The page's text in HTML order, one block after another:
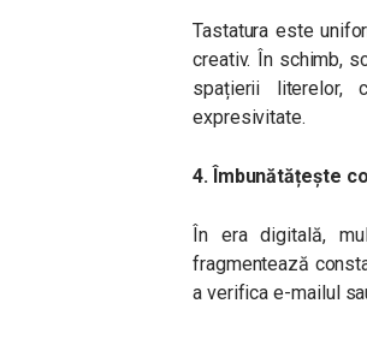
Tastatura este
creativ. În schimb,
spațierii literelor,
expresivitate.
4. Îmbunătățește
În era digitală,
fragmentează
a verifica e-mailul